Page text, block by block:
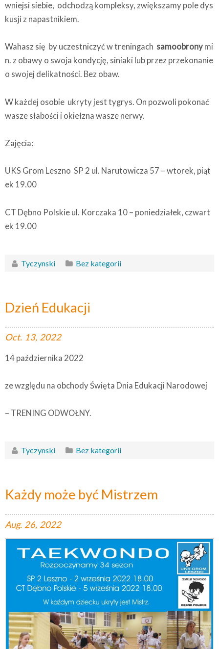
wniejsi siebie, odchodzą kompleksy, zwiększamy pole dys
kusji z napastnikiem.
Wahasz się by uczestniczyć w treningach samoobrony mi
n. z obawy o swoja kondycję, siniaki lub przez przekonanie
o swojej delikatności. Bez obaw.
W każdej osobie ukryty jest tygrys. On pozwoli pokonać
wasze słabości i okiełzna wasze nerwy.
Zajęcia:
UKS Grom Leszno SP 2 ul. Narutowicza 57 – wtorek, piąt
ek 19.00
CT Dębno Polskie ul. Korczaka 10 – poniedziałek, czwart
ek 19.00
Tyczynski Bez kategorii
Dzień Edukacji
Oct. 13, 2022
14 października 2022
ze względu na obchody Święta Dnia Edukacji Narodowej
– TRENING ODWOŁNY.
Tyczynski Bez kategorii
Każdy może być Mistrzem
Aug. 26, 2022